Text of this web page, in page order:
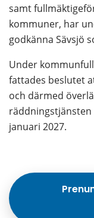
samt
kommuner, har
godkänna Sävsjö
Under
fattades beslutet
och därmed
januari 2027.